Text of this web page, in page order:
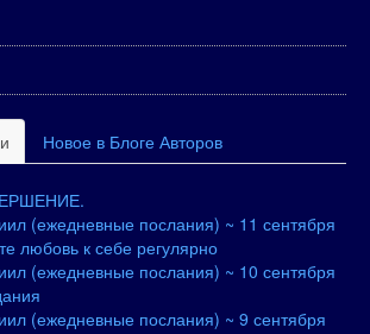
Новое в Блоге Авторов
(ежедневные послания) ~ 11 сентября
любовь к себе регулярно
(ежедневные послания) ~ 10 сентября
(ежедневные послания) ~ 9 сентября